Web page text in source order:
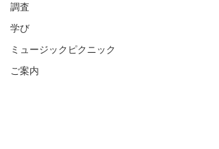
調査
学び
ミュージックピクニック
ご案内